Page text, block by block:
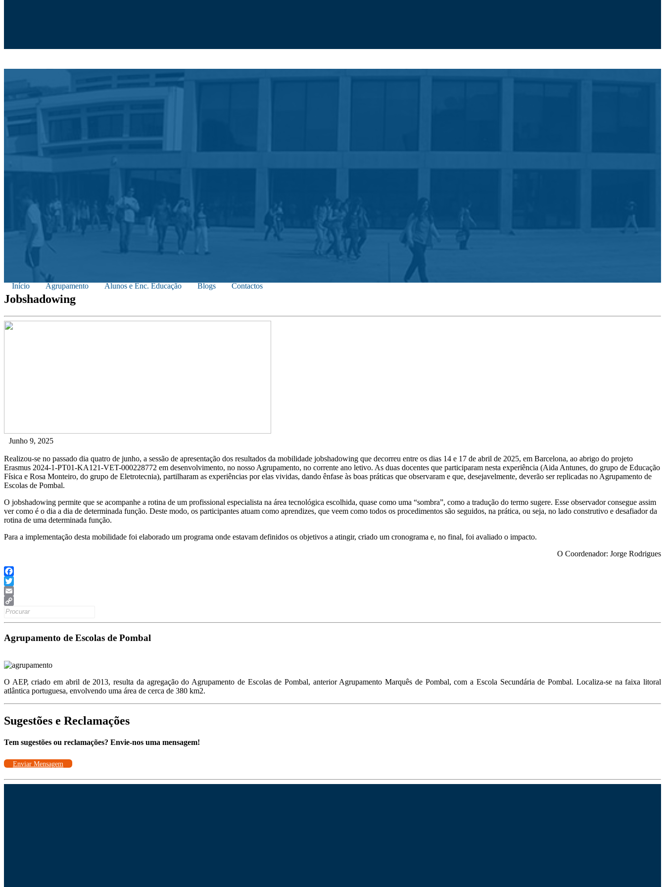
for:
Agrupamento de Escolas de Pombal
Início
Início Agrupamento Alunos e Enc. Educação Blogs Contactos
Jobshadowing
Junho 9, 2025
Realizou-se no passado dia quatro de junho, a sessão de apresentação dos resultados da mobilidade jobshadowing que decorreu entre os dias 14 e 17 de abril de 2025, em Barcelona, ao abrigo do projeto
Erasmus 2024-1-PT01-KA121-VET-000228772 em desenvolvimento, no nosso Agrupamento, no corrente ano letivo. As duas docentes que participaram nesta experiência (Aida Antunes, do grupo de Educação
Física e Rosa Monteiro, do grupo de Eletrotecnia), partilharam as experiências por elas vividas, dando ênfase às boas práticas que observaram e que, desejavelmente, deverão ser replicadas no Agrupamento de
Escolas de Pombal.
O jobshadowing permite que se acompanhe a rotina de um profissional especialista na área tecnológica escolhida, quase como uma “sombra”, como a tradução do termo sugere. Esse observador consegue assim
ver como é o dia a dia de determinada função. Deste modo, os participantes atuam como aprendizes, que veem como todos os procedimentos são seguidos, na prática, ou seja, no lado construtivo e desafiador da
rotina de uma determinada função.
Para a implementação desta mobilidade foi elaborado um programa onde estavam definidos os objetivos a atingir, criado um cronograma e, no final, foi avaliado o impacto.
O Coordenador: Jorge Rodrigues
Facebook
Twitter
Email
Copy
Link
Search
Agrupamento de Escolas de Pombal
O AEP, criado em abril de 2013, resulta da agregação do Agrupamento de Escolas de Pombal, anterior Agrupamento Marquês de Pombal, com a Escola Secundária de Pombal. Localiza-se na faixa litoral
atlântica portuguesa, envolvendo uma área de cerca de 380 km2.
Sugestões e Reclamações
Tem sugestões ou reclamações? Envie-nos uma mensagem!
Enviar Mensagem